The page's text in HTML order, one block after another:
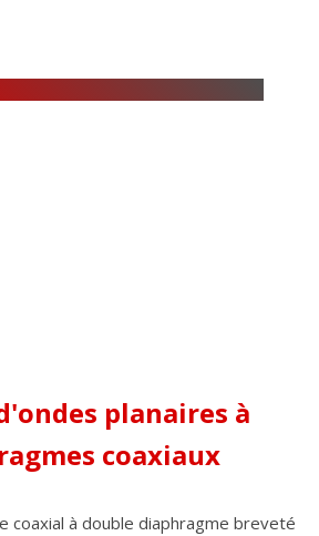
planaires à
coaxiaux
coaxial à double diaphragme breveté